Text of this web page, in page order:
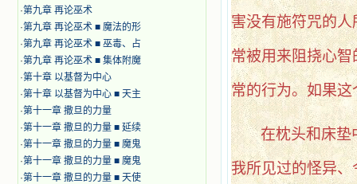
·第九章 再论巫术
·第九章 再论巫术 ■ 魔法的形
·第九章 再论巫术 ■ 巫毒、占
·第九章 再论巫术 ■ 集体附魔
·第十章 以基督为中心
·第十章 以基督为中心 ■ 天主
·第十一章 撒旦的力量
·第十一章 撒旦的力量 ■ 延续
·第十一章 撒旦的力量 ■ 魔鬼
·第十一章 撒旦的力量 ■ 魔鬼
·第十一章 撒旦的力量 ■ 天使
害没有施符咒的
常被用来阻挠心
常的行为。如果
在枕头和床垫
我所见过的怪异